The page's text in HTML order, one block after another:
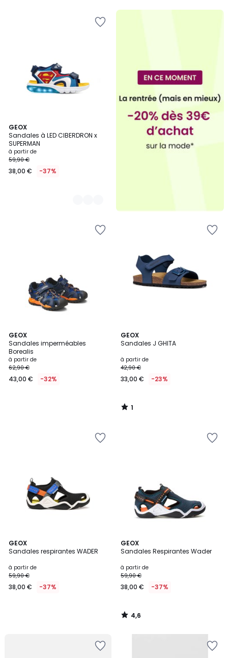
GEOX
Sandales à LED CIBERDRON x
SUPERMAN
à partir de
59,90 €
38,00 € -37%
2
Couleurs
GEOX
Sandales imperméables
Borealis
à partir de
62,90 €
43,00 € -32%
GEOX
Sandales J GHITA
à partir de
42,90 €
33,00 € -23%
1
/
1
/
GEOX
Sandales respirantes WADER
à partir de
59,90 €
38,00 € -37%
GEOX
Sandales Respirantes Wader
à partir de
59,90 €
38,00 € -37%
4,6
/ 5
4,6
/